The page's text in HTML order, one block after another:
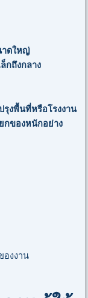
าดใหญ่
กถึงกลาง
งพื้นที่หรือโรงงาน
กของหนักอย่าง
องงาน